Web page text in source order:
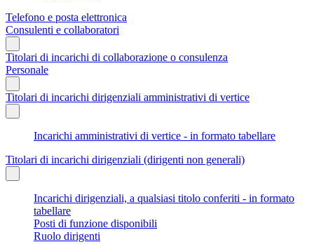
Telefono e posta elettronica
Consulenti e collaboratori
Titolari di incarichi di collaborazione o consulenza
Personale
Titolari di incarichi dirigenziali amministrativi di vertice
Incarichi amministrativi di vertice - in formato tabellare
Titolari di incarichi dirigenziali (dirigenti non generali)
Incarichi dirigenziali, a qualsiasi titolo conferiti - in formato
tabellare
Posti di funzione disponibili
Ruolo dirigenti